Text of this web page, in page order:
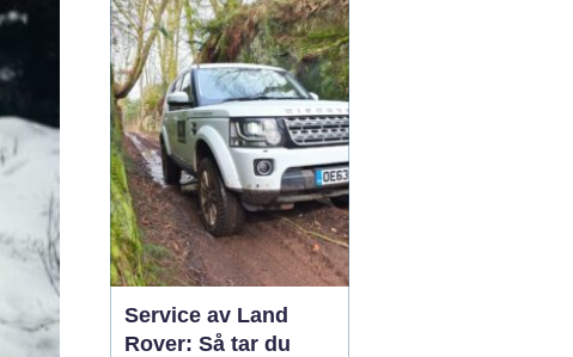
regionen vänder sig till
lokala specialister som
bvs.nu när...
Service av Land
Rover: Så tar du